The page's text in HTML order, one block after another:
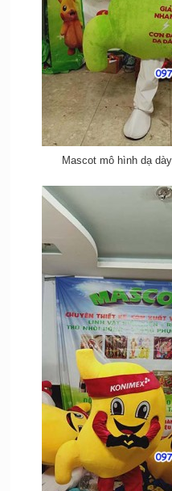
Mascot mô hình dạ